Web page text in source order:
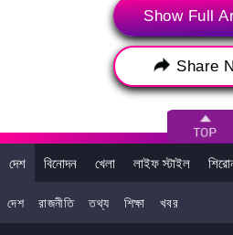
প্রসঙ্গত, এদিন এসএসএসি দুর্নীতি মামলায়
রেখেছে শীর্ষ আদালত। সুপ্রিম কোর্ট
করতে হবে রাজ্যকে। তবে কারা এই পরীক্ষায়
তা নিয়ে কোনও স্পষ্ট ধারণা দেয়নি মহামান্য
এই নির্বাচন প্রক্রিয়া। ততদিন পর্যন্ত বৈধ
Show Full
Share
দেশ বিনোদন খেলা লাইফ স্টাইল
দেশ রাজনীতি তথ্য শিক্ষা খবর